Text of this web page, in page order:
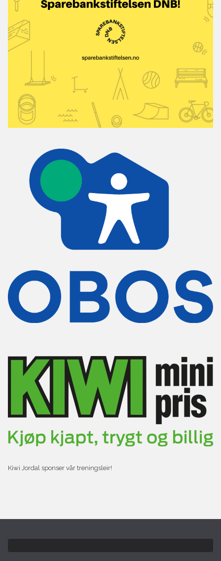
Kiwi Jordal sponser vår treningsleir!